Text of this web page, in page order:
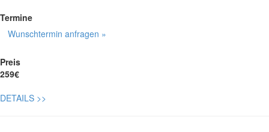
Termine
Wunschtermin anfragen »
Preis
259€
DETAILS >>